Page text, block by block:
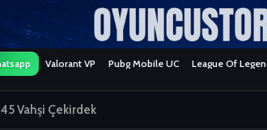
Valorant VP Pubg Mobile UC League Of